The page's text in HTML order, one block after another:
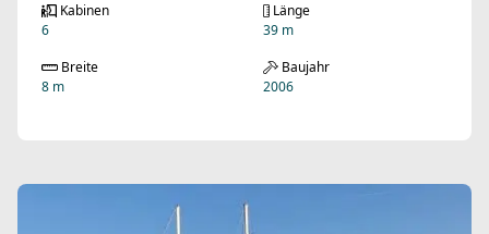
Kabinen
6
Länge
39 m
Breite
8 m
Baujahr
2006